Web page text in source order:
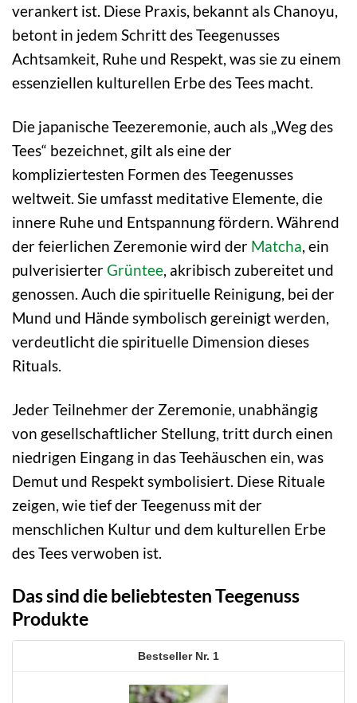
verankert ist. Diese Praxis, bekannt als Chanoyu,
betont in jedem Schritt des Teegenusses
Achtsamkeit, Ruhe und Respekt, was sie zu einem
essenziellen kulturellen Erbe des Tees macht.
Die japanische Teezeremonie, auch als „Weg des
Tees“ bezeichnet, gilt als eine der
kompliziertesten Formen des Teegenusses
weltweit. Sie umfasst meditative Elemente, die
innere Ruhe und Entspannung fördern. Während
der feierlichen Zeremonie wird der Matcha , ein
pulverisierterGrüntee , akribisch zubereitet und
genossen. Auch die spirituelle Reinigung, bei der
Mund und Hände symbolisch gereinigt werden,
verdeutlicht die spirituelle Dimension dieses
Rituals.
Jeder Teilnehmer der Zeremonie, unabhängig
von gesellschaftlicher Stellung, tritt durch einen
niedrigen Eingang in das Teehäuschen ein, was
Demut und Respekt symbolisiert. Diese Rituale
zeigen, wie tief der Teegenuss mit der
menschlichen Kultur und dem kulturellen Erbe
des Tees verwoben ist.
Das sind die beliebtesten Teegenuss
Produkte
1